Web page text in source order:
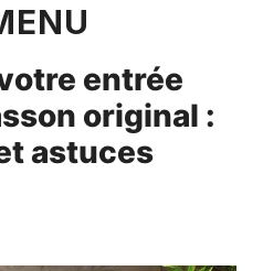
entrée
original :
astuces